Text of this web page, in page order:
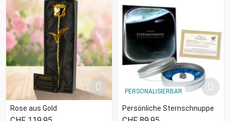
Rose aus Gold
PERSONALISIERBAR
Persönliche Sternschnuppe